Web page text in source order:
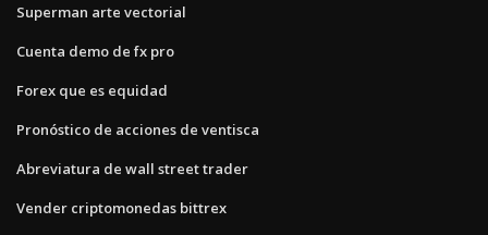
Superman arte vectorial
Cuenta demo de fx pro
Forex que es equidad
Pronóstico de acciones de ventisca
Abreviatura de wall street trader
Vender criptomonedas bittrex